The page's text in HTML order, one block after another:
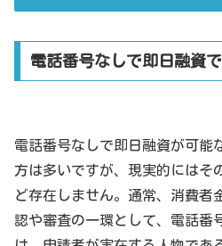
電話番号なしで即日融資
電話番号なしで即日融資が可能
方は多いですが、現実的にはそ
ど存在しません。通常、消費者
認や審査の一環として、電話番